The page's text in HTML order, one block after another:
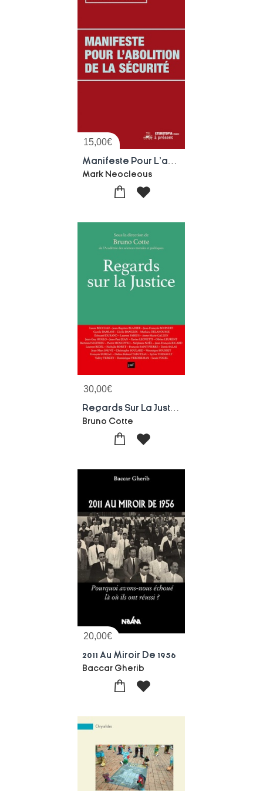
15,00€
Mark Neocleous
30,00€
Bruno Cotte
20,00€
2011 Au Miroir De 1956
Baccar Gherib